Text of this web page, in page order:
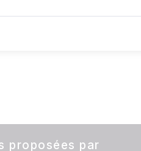
proposées par